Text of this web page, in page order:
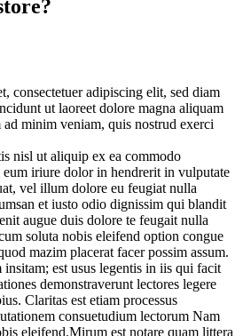
consectetuer adipiscing elit, sed diam
ut laoreet dolore magna aliquam
minim veniam, quis nostrud exerci
nisl ut aliquip ex ea commodo
iriure dolor in hendrerit in vulputate
vel illum dolore eu feugiat nulla
et iusto odio dignissim qui blandit
augue duis dolore te feugait nulla
soluta nobis eleifend option congue
mazim placerat facer possim assum.
est usus legentis in iis qui facit
demonstraverunt lectores legere
Claritas est etiam processus
consuetudium lectorum Nam
eleifend.Mirum est notare quam littera